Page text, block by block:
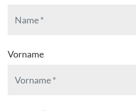
Vorname